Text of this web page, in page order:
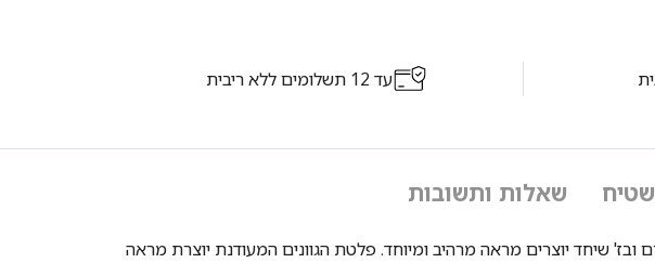
עד 12 תשלומים ללא ריבית
שאלות ותשובות
ובז' שיחד יוצרים מראה מרהיב ומיוחד. פלטת הגוונים המעודנת יוצרת מראה